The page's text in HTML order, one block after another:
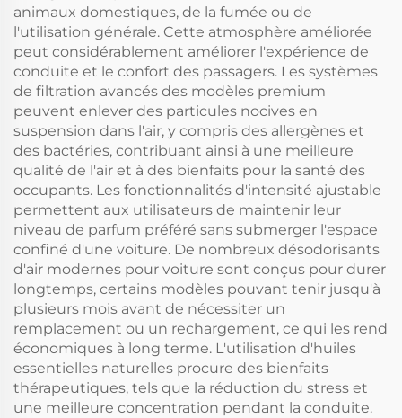
animaux domestiques, de la fumée ou de
l'utilisation générale. Cette atmosphère améliorée
peut considérablement améliorer l'expérience de
conduite et le confort des passagers. Les systèmes
de filtration avancés des modèles premium
peuvent enlever des particules nocives en
suspension dans l'air, y compris des allergènes et
des bactéries, contribuant ainsi à une meilleure
qualité de l'air et à des bienfaits pour la santé des
occupants. Les fonctionnalités d'intensité ajustable
permettent aux utilisateurs de maintenir leur
niveau de parfum préféré sans submerger l'espace
confiné d'une voiture. De nombreux désodorisants
d'air modernes pour voiture sont conçus pour durer
longtemps, certains modèles pouvant tenir jusqu'à
plusieurs mois avant de nécessiter un
remplacement ou un rechargement, ce qui les rend
économiques à long terme. L'utilisation d'huiles
essentielles naturelles procure des bienfaits
thérapeutiques, tels que la réduction du stress et
une meilleure concentration pendant la conduite.